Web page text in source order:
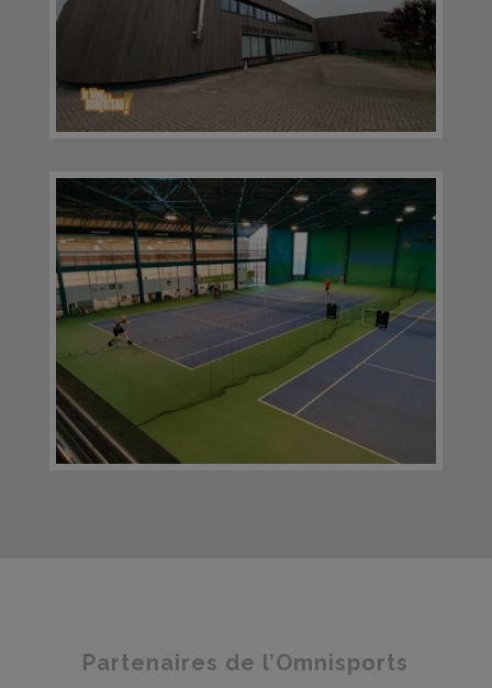
Partenaires de l’Omnisports